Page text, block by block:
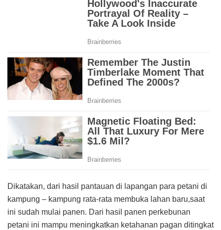
Dikatakan, dari hasil pantauan di lapangan para petani di
kampung – kampung rata-rata membuka lahan baru,saat
ini sudah mulai panen. Dari hasil panen perkebunan
petani ini mampu meningkatkan ketahanan pagan ditingkat